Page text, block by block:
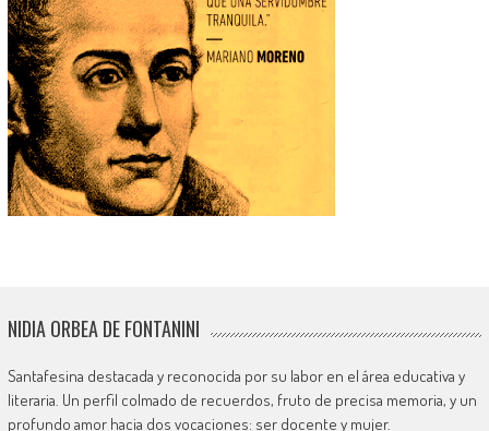
NIDIA ORBEA DE FONTANINI
Santafesina destacada y reconocida por su labor en el área educativa y
literaria. Un perfil colmado de recuerdos, fruto de precisa memoria, y un
profundo amor hacia dos vocaciones: ser docente y mujer.